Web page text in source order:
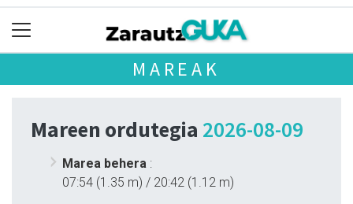
MAREAK
Mareen ordutegia 2026-08-09
Marea behera :
07:54 (1.35 m) / 20:42 (1.12 m)